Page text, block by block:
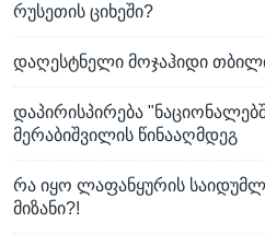
რუსეთის ციხეში?
დაღესტნელი მოჯაჰიდი
დაპირისპირება
მერაბიშვილის წინააღმდეგ
რა იყო ლაფანყურის
მიზანი?!